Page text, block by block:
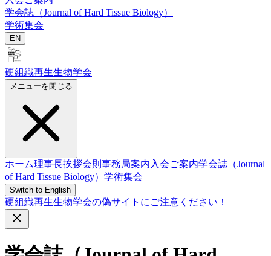
学会誌（Journal of Hard Tissue Biology）
学術集会
EN
硬組織再生生物学会
メニューを閉じる
ホーム理事長挨拶会則 事務局案内 入会ご案内学会誌（Journal
of Hard Tissue Biology） 学術集会
Switch to English
硬組織再生生物学会の偽サイトにご注意ください！